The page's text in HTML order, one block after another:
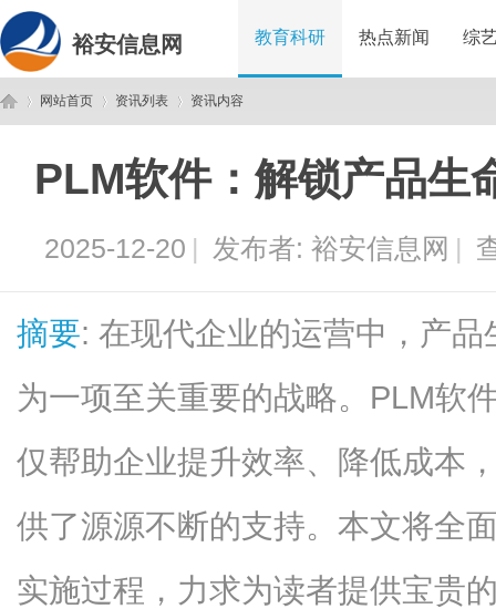
裕安信息网 教育科研 热点新闻 综
网站首页
›
资讯列表
›
资讯内容
PLM软件：解锁产品生
2025-12-20 | 发布者: 裕安信息网 |
摘要: 在现代企业的运营中，产
为一项至关重要的战略。PLM软
仅帮助企业提升效率、降低成本
供了源源不断的支持。本文将全
实施过程，力求为读者提供宝贵